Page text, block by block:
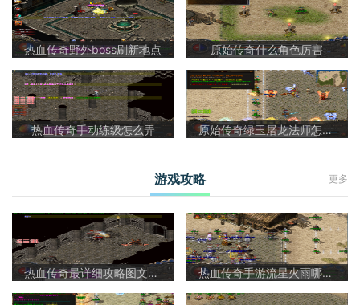
热血传奇野外boss刷新地点 原始传奇什么角色厉害
热血传奇手动练级怎么弄 原始传奇绿玉屠龙法师怎么样啊
游戏攻略 更多
热血传奇最详细攻略图文大全 热血传奇手游流星火雨哪里爆